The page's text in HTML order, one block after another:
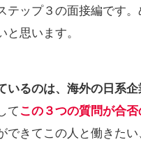
テップ３の面接編です
と思います。
いるのは、海外の日系企
て この３つの質問が合
できてこの人と働きた